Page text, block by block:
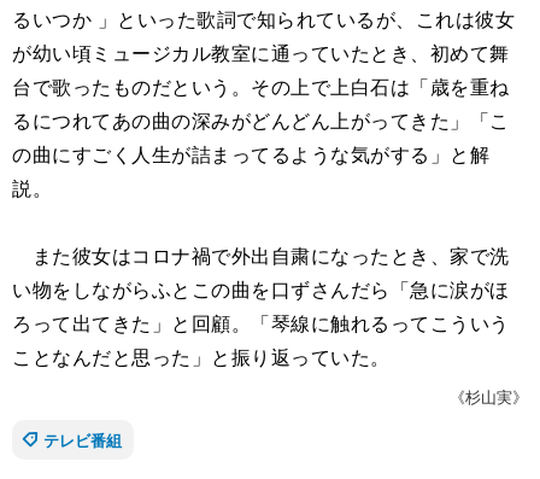
るいつか 」といった歌詞で知られているが、これは彼女
が幼い頃ミュージカル教室に通っていたとき、初めて舞
台で歌ったものだという。その上で上白石は「歳を重ね
るにつれてあの曲の深みがどんどん上がってきた」「こ
の曲にすごく人生が詰まってるような気がする」と解
説。
また彼女はコロナ禍で外出自粛になったとき、家で洗
い物をしながらふとこの曲を口ずさんだら「急に涙がほ
ろって出てきた」と回顧。「琴線に触れるってこういう
ことなんだと思った」と振り返っていた。
《杉山実》
テレビ番組